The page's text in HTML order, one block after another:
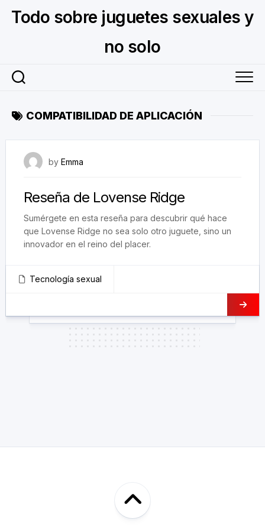
Todo sobre juguetes sexuales y
no solo
COMPATIBILIDAD DE APLICACIÓN
by Emma
Reseña de Lovense Ridge
Sumérgete en esta reseña para descubrir qué hace
que Lovense Ridge no sea solo otro juguete, sino un
innovador en el reino del placer.
Tecnología sexual